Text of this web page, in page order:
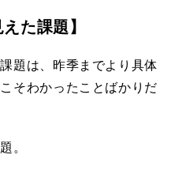
た課題】
題は、昨季までより具体
そわかったことばかりだ
。